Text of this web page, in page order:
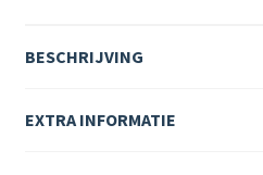
BESCHRIJVING
EXTRA INFORMATIE